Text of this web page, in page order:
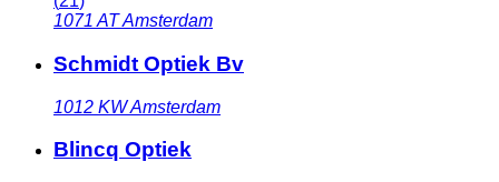
1071 ATAmsterdam
Schmidt Optiek Bv
1012 KWAmsterdam
Blincq Optiek